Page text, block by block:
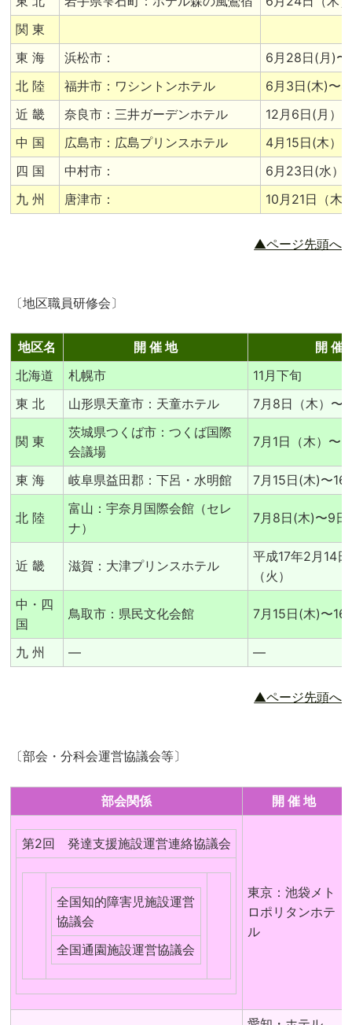
関 東
東 海
浜松市：
6月28日(月)
北 陸
福井市：ワシントンホテル
6月3日(木)〜
近 畿
奈良市：三井ガーデンホテル
12月6日(月）
中 国
広島市：広島プリンスホテル
4月15日(木）
四 国
中村市：
6月23日(水）
九 州
唐津市： 10月21日（木
▲ページ先頭へ
〔地区職員研修会〕
地区名 開 催 地
開 催
北海道
札幌市
11月下旬
東 北
山形県天童市：天童ホテル 7月8日（木）〜
関 東
茨城県つくば市：つくば国際
会議場
7月1日（木）〜
東 海 岐阜県益田郡：下呂・水明館 7月15日(木)〜16
北 陸
富山：宇奈月国際会館（セレ
ナ）
7月8日(木)〜9日
近 畿 滋賀：大津プリンスホテル
平成17年2月14
（火）
中・四
国
鳥取市：県民文化会館 7月15日(木)〜16
九 州 ― ―
▲ページ先頭へ
〔部会・分科会運営協議会等〕
部会関係 開 催 地
第2回 発達支援施設運営連絡協議会
全国知的障害児施設運営
協議会
全国通園施設運営協議会
東京：池袋メト
ロポリタンホテ
ル